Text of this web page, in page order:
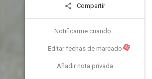
Compartir
Notificarme cuando...
Editar fechas de marcado N
Añadir nota privada